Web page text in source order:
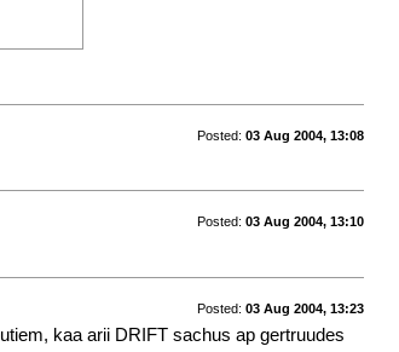
Posted: 03 Aug 2004, 13:08
Posted: 03 Aug 2004, 13:10
Posted: 03 Aug 2004, 13:23
kaa arii DRIFT sachus ap gertruudes